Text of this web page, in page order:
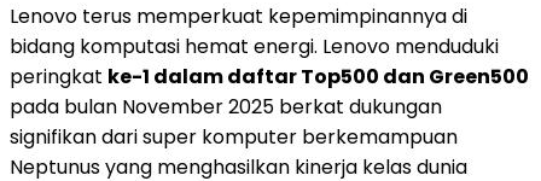
Lenovo terus memperkuat kepemimpinannya di
bidang komputasi hemat energi. Lenovo menduduki
peringkat ke-1 dalam daftar Top500 dan Green500
pada bulan November 2025 berkat dukungan
signifikan dari super komputer berkemampuan
Neptunus yang menghasilkan kinerja kelas dunia